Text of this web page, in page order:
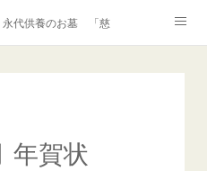
永代供養のお墓 「慈光」
賀状